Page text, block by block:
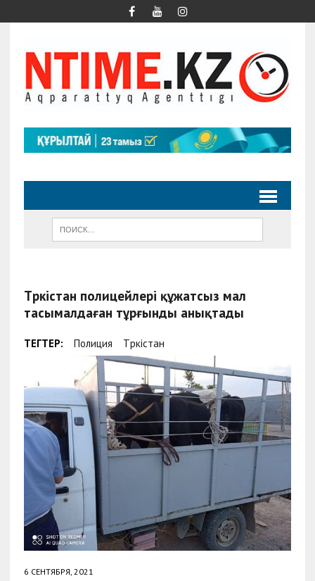
Түркістан полицейлері құжатсыз мал
тасымалдаған тұрғынды анықтады
ТЕГТЕР: Полиция Түркістан
6 СЕНТЯБРЯ, 2021